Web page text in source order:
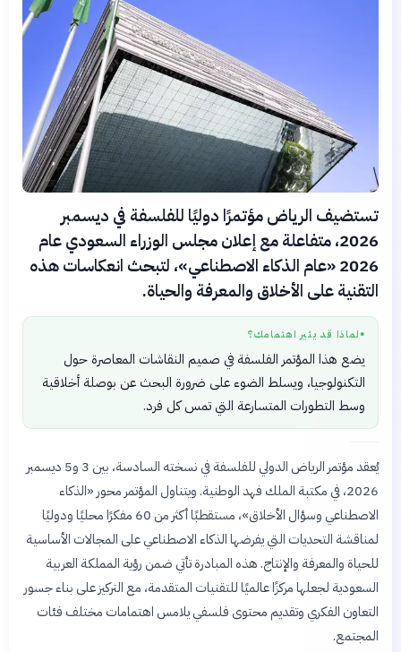
تستضيف الرياض مؤتمرًا دوليًا للفلسفة في ديسمبر
2026، متفاعلة مع إعلان مجلس الوزراء السعودي عام
2026 «عام الذكاء الاصطناعي»، لتبحث انعكاسات هذه
التقنية على الأخلاق والمعرفة والحياة.
● لماذا قد يثير اهتمامك؟
يضع هذا المؤتمر الفلسفة في صميم النقاشات المعاصرة حول
التكنولوجيا، ويسلط الضوء على ضرورة البحث عن بوصلة أخلاقية
وسط التطورات المتسارعة التي تمس كل فرد.
يُعقد مؤتمر الرياض الدولي للفلسفة في نسخته السادسة، بين 3 و5 ديسمبر
2026، في مكتبة الملك فهد الوطنية. ويتناول المؤتمر محور «الذكاء
الاصطناعي وسؤال الأخلاق»، مستقطبًا أكثر من 60 مفكرًا محليًا ودوليًا
لمناقشة التحديات التي يفرضها الذكاء الاصطناعي على المجالات الأساسية
للحياة والمعرفة والإنتاج. هذه المبادرة تأتي ضمن رؤية المملكة العربية
السعودية لجعلها مركزًا عالميًا للتقنيات المتقدمة، مع التركيز على بناء جسور
التعاون الفكري وتقديم محتوى فلسفي يلامس اهتمامات مختلف فئات
المجتمع.